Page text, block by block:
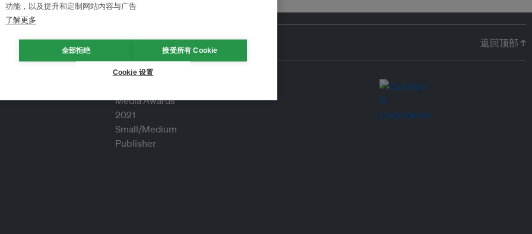
返回顶部 ↑
功能，以及提升和定制网站内容与广告
了解更多
全部拒绝 接受所有 Cookie
Cookie 设置